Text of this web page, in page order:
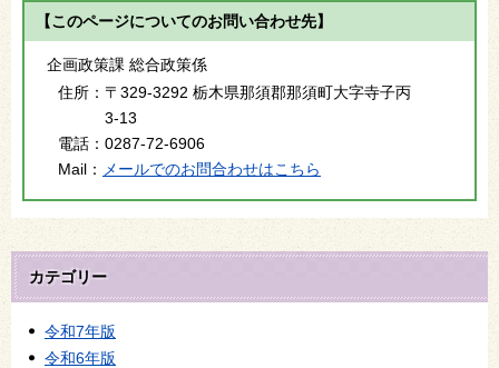
【このページについてのお問い合わせ先】
企画政策課 総合政策係
住所： 〒329-3292 栃木県那須郡那須町大字寺子丙
3-13
電話： 0287-72-6906
Mail：
メールでのお問合わせはこちら
カテゴリー
令和7年版
令和6年版